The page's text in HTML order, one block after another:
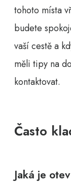
tohoto místa
budete
vaší cestě a
měli tipy na
kontaktovat.
Často
Jaká je